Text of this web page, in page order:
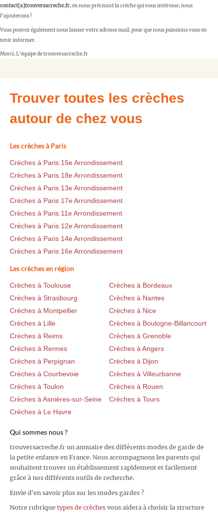
contact[a]trouversacreche.fr, en nous précisant la crèche qui vous intéresse, nous
l'ajouterons !
Vous pouvez également nous laisser votre adresse mail, pour que nous puissions vous en
tenir informer.
Merci, L'équipe de trouversacreche.fr
Trouver toutes les crèches
autour de chez vous
Les crèches à Paris
Crèches à Paris 15e Arrondissement
Crèches à Paris 18e Arrondissement
Crèches à Paris 13e Arrondissement
Crèches à Paris 17e Arrondissement
Crèches à Paris 11e Arrondissement
Crèches à Paris 12e Arrondissement
Crèches à Paris 14e Arrondissement
Crèches à Paris 16e Arrondissement
Les crèches en région
Crèches à Toulouse
Crèches à Bordeaux
Crèches à Strasbourg
Crèches à Nantes
Crèches à Montpellier
Crèches à Nice
Crèches à Lille
Crèches à Boulogne-Billancourt
Crèches à Reims
Crèches à Grenoble
Crèches à Rennes
Crèches à Angers
Crèches à Perpignan
Crèches à Dijon
Crèches à Courbevoie
Crèches à Villeurbanne
Crèches à Toulon
Crèches à Rouen
Crèches à Asnières-sur-Seine
Crèches à Tours
Crèches à Le Havre
Qui sommes nous ?
trouversacreche.fr un annuaire des différents modes de garde de
la petite enfance en France. Nous accompagnons les parents qui
souhaitent trouver un établissement rapidement et facilement
grâce à nos différents outils de recherche.
Envie d'en savoir plus sur les modes gardes ?
Notre rubrique types de crèches vous aidera à choisir la structure